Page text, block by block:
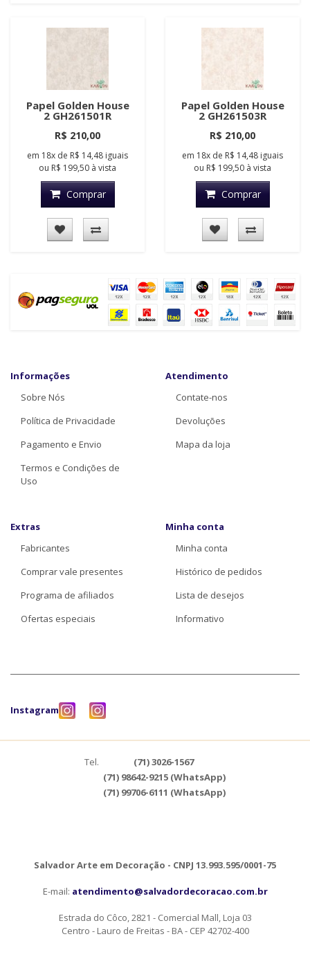
Papel Golden House
2 GH261501R
R$ 210,00
em 18x de R$ 14,48 iguais
ou R$ 199,50 à vista
Comprar
Papel Golden House
2 GH261503R
R$ 210,00
em 18x de R$ 14,48 iguais
ou R$ 199,50 à vista
Comprar
Informações
Sobre Nós
Política de Privacidade
Pagamento e Envio
Termos e Condições de
Uso
Atendimento
Contate-nos
Devoluções
Mapa da loja
Extras
Fabricantes
Comprar vale presentes
Programa de afiliados
Ofertas especiais
Minha conta
Minha conta
Histórico de pedidos
Lista de desejos
Informativo
Instagram
Tel.
(71) 3026-1567
(71) 98642-9215 (WhatsApp)
(71) 99706-6111 (WhatsApp)
Salvador Arte em Decoração - CNPJ 13.993.595/0001-75
E-mail: atendimento@salvadordecoracao.com.br
Estrada do Côco, 2821 - Comercial Mall, Loja 03
Centro - Lauro de Freitas - BA - CEP 42702-400